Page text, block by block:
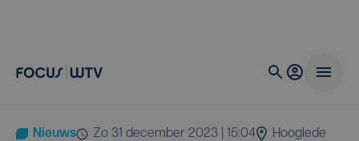
Nieuws zo 31 december 2023 | 15:04 Hooglede